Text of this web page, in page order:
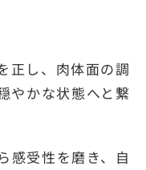
正し、肉体面の調
やかな状態へと繋
感受性を磨き、自